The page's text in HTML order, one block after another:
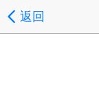
返回